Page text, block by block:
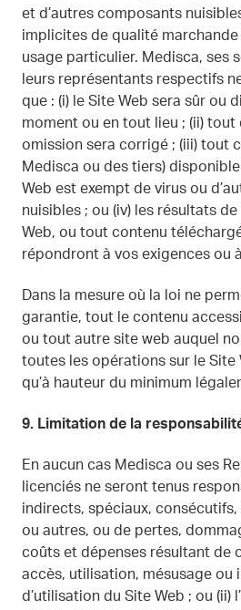
et d’autres composants
implicites de qualité marchande
usage particulier. Medisca, ses
leurs représentants respectifs
que : (i) le Site Web sera sûr ou
moment ou en tout lieu ; (ii) tout
omission sera corrigé ; (iii) tout
Medisca ou des tiers)
Web est exempt de virus ou
nuisibles ; ou (iv) les résultats
Web, ou tout contenu
répondront à vos exigences ou
Dans la mesure où la loi ne
garantie, tout le contenu
ou tout autre site web auquel
toutes les opérations sur le Site
qu’à hauteur du minimum
9. Limitation de la
En aucun cas Medisca ou ses
licenciés ne seront tenus
indirects, spéciaux,
ou autres, ou de pertes,
coûts et dépenses résultant de
accès, utilisation, mésusage ou
d’utilisation du Site Web ; ou (ii)